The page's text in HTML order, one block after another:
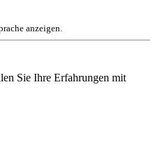
anzeigen.
Sie Ihre Erfahrungen mit